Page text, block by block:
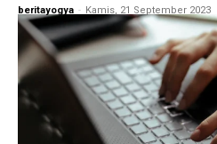
beritayogya - Kamis, 21 September 2023